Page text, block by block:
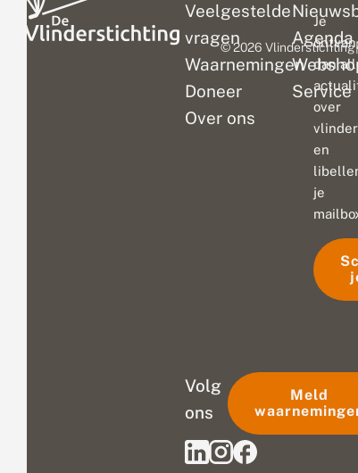
Veelgestelde
vragen
Waarnemingen
Doneer
Over ons
Agenda
Service
Je
dan
over
en
je
Volg
ons
Meld
© 2026 Vlinderstichting|